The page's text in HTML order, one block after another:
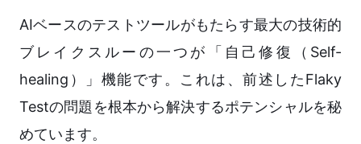
AIベースのテストツールがもたらす最大の技術的
ブレイクスルーの一つが「自己修復（Self-
healing）」機能です。これは、前述したFlaky
Testの問題を根本から解決するポテンシャルを秘
めています。